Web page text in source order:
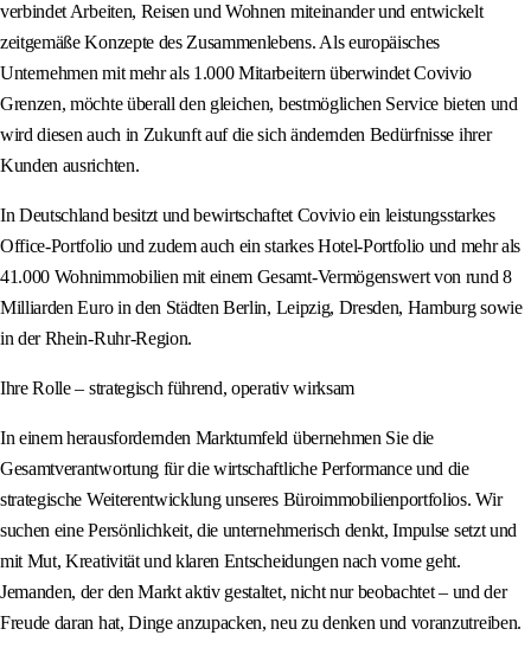
verbindet Arbeiten, Reisen und Wohnen miteinander und entwickelt
zeitgemäße Konzepte des Zusammenlebens. Als europäisches
Unternehmen mit mehr als 1.000 Mitarbeitern überwindet Covivio
Grenzen, möchte überall den gleichen, bestmöglichen Service bieten und
wird diesen auch in Zukunft auf die sich ändernden Bedürfnisse ihrer
Kunden ausrichten.
In Deutschland besitzt und bewirtschaftet Covivio ein leistungsstarkes
Office-Portfolio und zudem auch ein starkes Hotel-Portfolio und mehr als
41.000 Wohnimmobilien mit einem Gesamt-Vermögenswert von rund 8
Milliarden Euro in den Städten Berlin, Leipzig, Dresden, Hamburg sowie
in der Rhein-Ruhr-Region.
Ihre Rolle – strategisch führend, operativ wirksam
In einem herausfordernden Marktumfeld übernehmen Sie die
Gesamtverantwortung für die wirtschaftliche Performance und die
strategische Weiterentwicklung unseres Büroimmobilienportfolios. Wir
suchen eine Persönlichkeit, die unternehmerisch denkt, Impulse setzt und
mit Mut, Kreativität und klaren Entscheidungen nach vorne geht.
Jemanden, der den Markt aktiv gestaltet, nicht nur beobachtet – und der
Freude daran hat, Dinge anzupacken, neu zu denken und voranzutreiben.